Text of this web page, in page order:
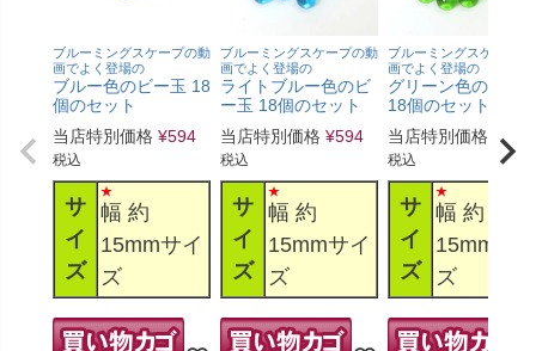
ブルーミングスケープの動
画でよく登場の
ブルー色のビー玉 18
個のセット
当店特別価格 ¥594
税込
サ
イ
ズ
幅 約
15mmサイ
ズ
ブルーミングスケープの動
画でよく登場の
ライトブルー色のビ
ー玉 18個のセット
当店特別価格 ¥594
税込
サ
イ
ズ
幅 約
15mmサイ
ズ
ブルーミングスケープの
画でよく登場の
グリーン色のビー
18個のセット
当店特別価格
¥594
税込
サ
イ
ズ
幅 約
15mmサ
ズ